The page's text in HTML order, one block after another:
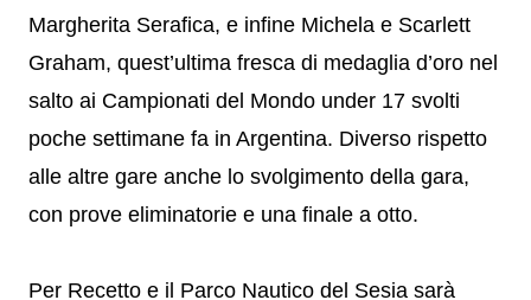
Margherita Serafica, e infine Michela e Scarlett
Graham, quest’ultima fresca di medaglia d’oro nel
salto ai Campionati del Mondo under 17 svolti
poche settimane fa in Argentina. Diverso rispetto
alle altre gare anche lo svolgimento della gara,
con prove eliminatorie e una finale a otto.
Per Recetto e il Parco Nautico del Sesia sarà